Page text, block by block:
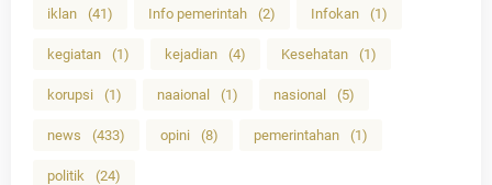
iklan (41) Info pemerintah (2) Infokan (1)
kegiatan (1) kejadian (4) Kesehatan (1)
korupsi (1) naaional (1) nasional (5)
news (433) opini (8) pemerintahan (1)
politik (24)